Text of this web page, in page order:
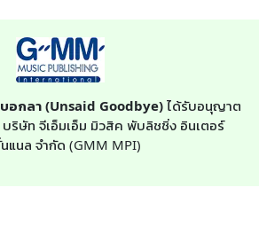
อกลา (Unsaid Goodbye)ได้รับอนุญาต
บริษัท จีเอ็มเอ็ม มิวสิค พับลิชชิ่ง อินเตอร์
นแนล จำกัด (GMM MPI)